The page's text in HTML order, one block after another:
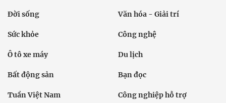
Đời sống Văn hóa - Giải trí
Sức khỏe Công nghệ
Ô tô xe máy Du lịch
Bất động sản Bạn đọc
Tuần Việt Nam Công nghiệp hỗ trợ